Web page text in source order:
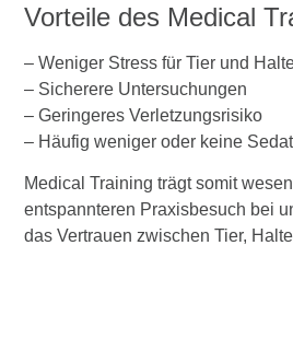
Vorteile des Medical
– Weniger Stress für Tier und
– Sicherere Untersuchungen
– Geringeres Verletzungsrisiko
– Häufig weniger oder keine
Medical Training trägt somit
entspannteren Praxisbesuch bei
das Vertrauen zwischen Tier,